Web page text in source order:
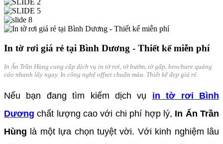
In tờ rơi giá rẻ tại Bình Dương - Thiết kế miễn phí
In Ấn Trần Hùng cung cấp dịch vụ in tờ rơi, tờ bướm, tờ gấp, brochure quảng
cáo nhanh lấy ngay. In công nghệ offset chuẩn màu. Thiết kế đẹp giá rẻ.
Nếu bạn đang tìm kiếm dịch vụ in tờ rơi Bình
Dương chất lượng cao với chi phí hợp lý, In Ấn Trần
Hùng là một lựa chọn tuyệt vời. Với kinh nghiệm lâu